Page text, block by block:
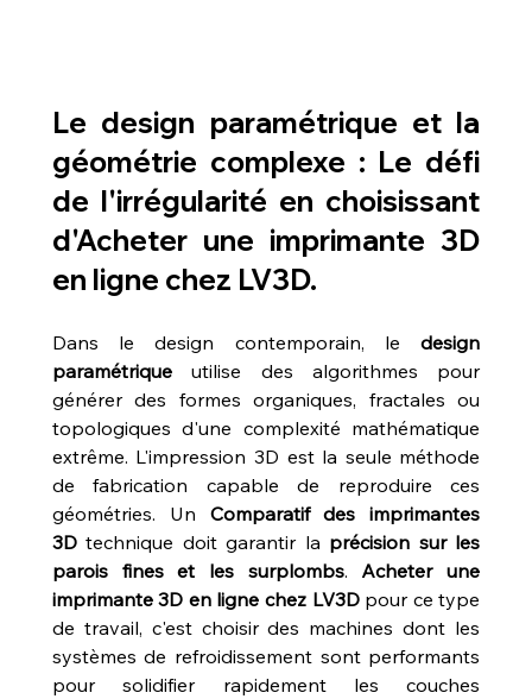
Le design paramétrique et la
géométrie complexe : Le défi
de l'irrégularité en choisissant
d'Acheter une imprimante 3D
en ligne chez LV3D.
Dans le design contemporain, le design
paramétrique utilise des algorithmes pour
générer des formes organiques, fractales ou
topologiques d'une complexité mathématique
extrême. L'impression 3D est la seule méthode
de fabrication capable de reproduire ces
géométries. Un Comparatif des imprimantes
3D technique doit garantir la précision sur les
parois fines et les surplombs. Acheter une
imprimante 3D en ligne chez LV3D pour ce type
de travail, c'est choisir des machines dont les
systèmes de refroidissement sont performants
pour solidifier rapidement les couches